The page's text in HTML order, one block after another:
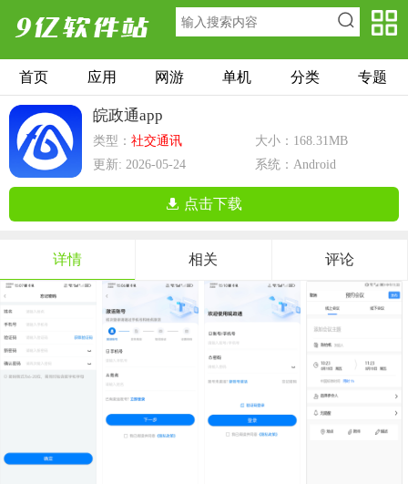
首页 应用 网游 单机 分类 专题
皖政通app
类型： 社交通讯
大小：168.31MB
更新: 2026-05-24
系统：Android
点击下载
详情 相关 评论